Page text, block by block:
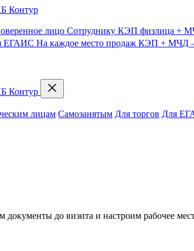
лицо Сотруднику КЭП физлица +
ЕГАИС На каждое место продаж КЭП + МЧД
лицам Самозанятым Для торгов Для
документы до визита и настроим рабочее